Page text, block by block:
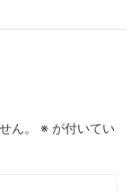
ん。 ※ が付いてい